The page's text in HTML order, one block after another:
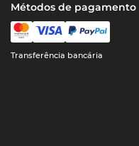
Métodos de pagamento
Transferência bancária